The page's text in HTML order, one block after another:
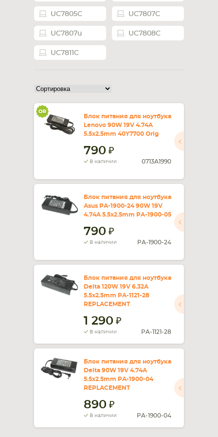
СМАРТФОНА КОМПЛЕКТУЮЩИЕ
UC7805C UC7807C
UC7807u UC7808C
UC7811C
Блок питания для ноутбука
Lenovo 90W 19V 4.74A
5.5x2.5mm 40Y7700 Orig
790
В наличии 0713A1990
Блок питания для ноутбука
Asus PA-1900-24 90W 19V
4.74A 5.5x2.5mm PA-1900-05
790
В наличии PA-1900-24
Блок питания для ноутбука
Delta 120W 19V 6.32A
5.5x2.5mm PA-1121-28
REPLACEMENT
1 290
В наличии PA-1121-28
Блок питания для ноутбука
Delta 90W 19V 4.74A
5.5x2.5mm PA-1900-04
REPLACEMENT
890
В наличии PA-1900-04